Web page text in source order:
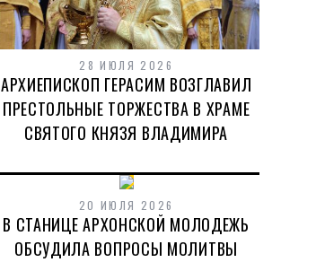
28 ИЮЛЯ 2026
АРХИЕПИСКОП ГЕРАСИМ ВОЗГЛАВИЛ
ПРЕСТОЛЬНЫЕ ТОРЖЕСТВА В ХРАМЕ
СВЯТОГО КНЯЗЯ ВЛАДИМИРА
20 ИЮЛЯ 2026
В СТАНИЦЕ АРХОНСКОЙ МОЛОДЕЖЬ
ОБСУДИЛА ВОПРОСЫ МОЛИТВЫ